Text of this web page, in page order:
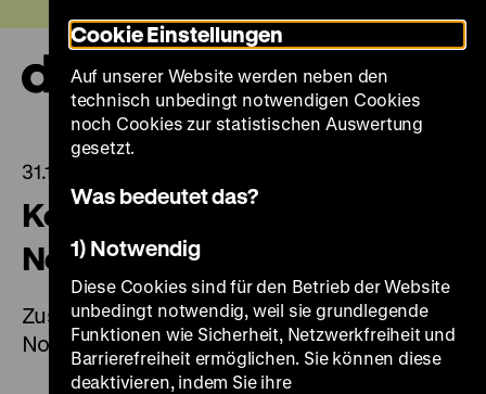
zum
Seiteninhalt
springen
31.10.2023
Kostenfreie Führungen zum 9.
November
Zusätzliches Führungsangebot am 9.
November 2023
Cookie Einstellungen
Auf unserer Website werden neben den
technisch unbedingt notwendigen Cookies
noch Cookies zur statistischen Auswertung
gesetzt.
Was bedeutet das?
1) Notwendig
Diese Cookies sind für den Betrieb der Website
unbedingt notwendig, weil sie grundlegende
Funktionen wie Sicherheit, Netzwerkfreiheit und
Barrierefreiheit ermöglichen. Sie können diese
deaktivieren, indem Sie ihre